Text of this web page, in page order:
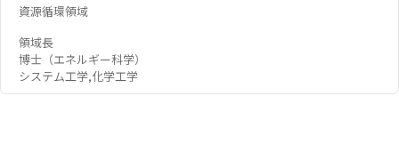
資源循環領域
領域長
博士（エネルギー科学）
システム工学,化学工学